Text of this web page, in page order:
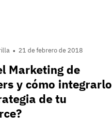
21 de febrero de 2018
Marketing de
y cómo integrarlo
de tu